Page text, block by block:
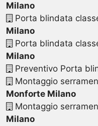
Milano
Porta blindata
Milano
Porta blindata
Milano
Preventivo Porta
Montaggio
Monforte Milano
Montaggio
Milano